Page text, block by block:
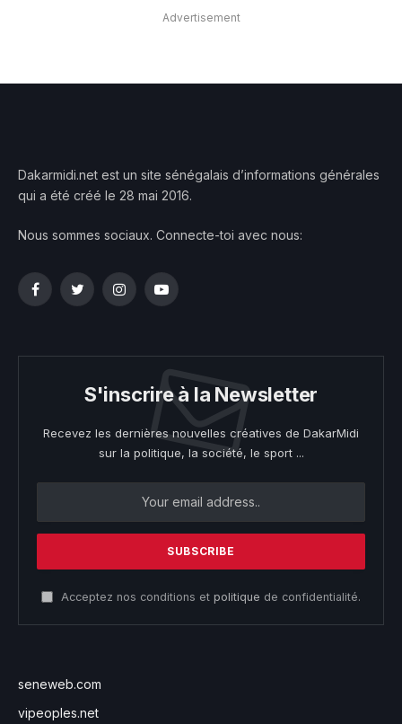
Advertisement
Dakarmidi.net est un site sénégalais d’informations générales
qui a été créé le 28 mai 2016.
Nous sommes sociaux. Connecte-toi avec nous:
FacebookTwitterInstagramYouTube
S'inscrire à la Newsletter
Recevez les dernières nouvelles créatives de DakarMidi
sur la politique, la société, le sport ...
Acceptez nos conditions et politique de confidentialité.
seneweb.com
vipeoples.net